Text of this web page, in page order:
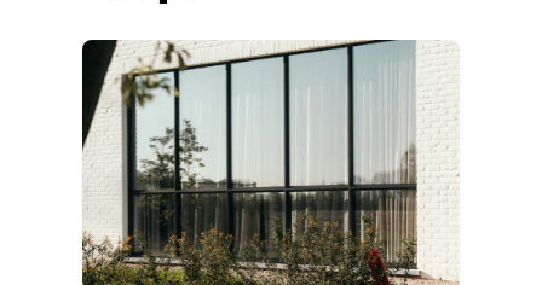
Travaux ferroviaires